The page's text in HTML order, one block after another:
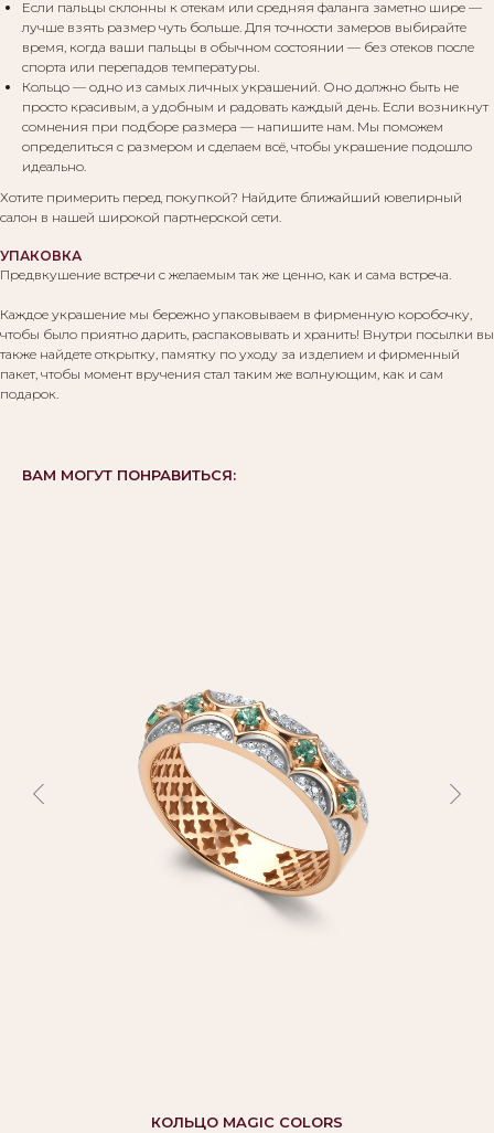
Если пальцы склонны к отекам или средняя фаланга заметно шире —
лучше взять размер чуть больше. Для точности замеров выбирайте
время, когда ваши пальцы в обычном состоянии — без отеков после
спорта или перепадов температуры.
Кольцо — одно из самых личных украшений. Оно должно быть не
просто красивым, а удобным и радовать каждый день. Если возникнут
сомнения при подборе размера — напишите нам. Мы поможем
определиться с размером и сделаем всё, чтобы украшение подошло
идеально.
Хотите примерить перед покупкой? Найдите ближайший ювелирный
салон в нашей широкой партнерской сети.
УПАКОВКА
Предвкушение встречи с желаемым так же ценно, как и сама встреча.
Каждое украшение мы бережно упаковываем в фирменную коробочку,
чтобы было приятно дарить, распаковывать и хранить! Внутри посылки вы
также найдете открытку, памятку по уходу за изделием и фирменный
пакет, чтобы момент вручения стал таким же волнующим, как и сам
подарок.
ВАМ МОГУТ ПОНРАВИТЬСЯ:
КОЛЬЦО MAGIC COLORS
Вам могут понравиться: